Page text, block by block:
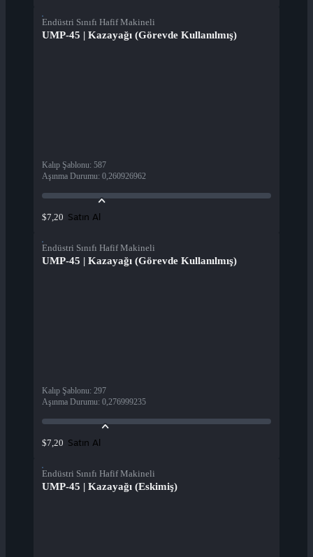
Endüstri Sınıfı Hafif Makineli
UMP-45 | Kazayağı (Görevde Kullanılmış)
Kalıp Şablonu: 587
Aşınma Durumu: 0,260926962
$7,20 Satın Al
Endüstri Sınıfı Hafif Makineli
UMP-45 | Kazayağı (Görevde Kullanılmış)
Kalıp Şablonu: 297
Aşınma Durumu: 0,276999235
$7,20 Satın Al
Endüstri Sınıfı Hafif Makineli
UMP-45 | Kazayağı (Eskimiş)